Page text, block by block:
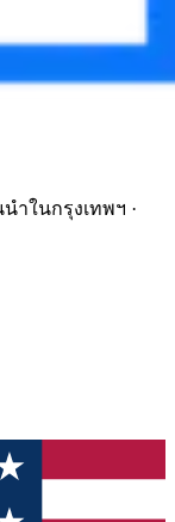
ำในกรุงเทพฯ ·